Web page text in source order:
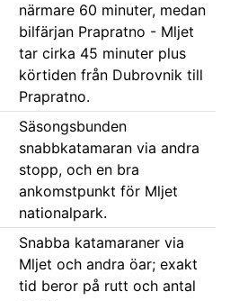
närmare 60 minuter, medan
bilfärjan Prapratno - Mljet
tar cirka 45 minuter plus
körtiden från Dubrovnik till
Prapratno.
Säsongsbunden
snabbkatamaran via andra
stopp, och en bra
ankomstpunkt för Mljet
nationalpark.
Snabba katamaraner via
Mljet och andra öar; exakt
tid beror på rutt och antal